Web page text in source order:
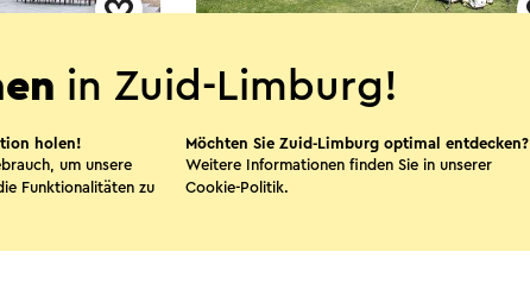
Camping Mareveld
in Zuid-Limburg!
holen!
um unsere
Funktionalitäten zu
Möchten Sie Zuid-Limburg optimal entdecken?
Weitere Informationen finden Sie in unserer
Cookie-Politik.